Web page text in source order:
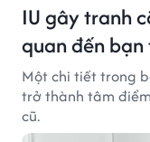
IU gây tranh
quan đến
Một chi tiết trong
trở thành tâm
cũ.